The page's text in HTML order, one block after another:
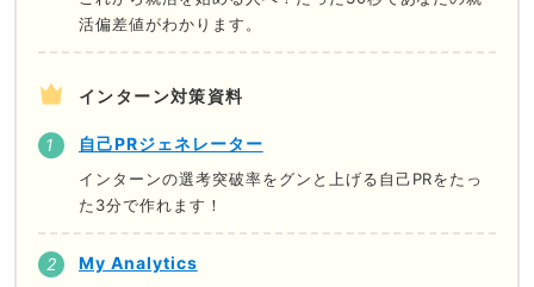
活偏差値がわかります。
インターン対策資料
自己PRジェネレーター
インターンの選考突破率をグンと上げる自己PRをたっ
た3分で作れます！
My Analytics